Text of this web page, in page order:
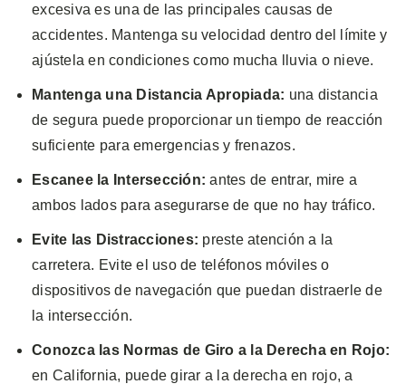
excesiva es una de las principales causas de
accidentes. Mantenga su velocidad dentro del límite y
ajústela en condiciones como mucha lluvia o nieve.
Mantenga una Distancia Apropiada: una distancia
de segura puede proporcionar un tiempo de reacción
suficiente para emergencias y frenazos.
Escanee la Intersección:antes de entrar, mire a
ambos lados para asegurarse de que no hay tráfico.
Evite las Distracciones: preste atención a la
carretera. Evite el uso de teléfonos móviles o
dispositivos de navegación que puedan distraerle de
la intersección.
Conozca las Normas de Giro a la Derecha en Rojo:
en California, puede girar a la derecha en rojo, a